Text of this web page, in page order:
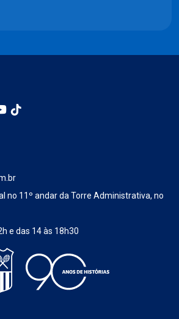
no 11º andar da Torre Administrativa, no
e das 14 às 18h30